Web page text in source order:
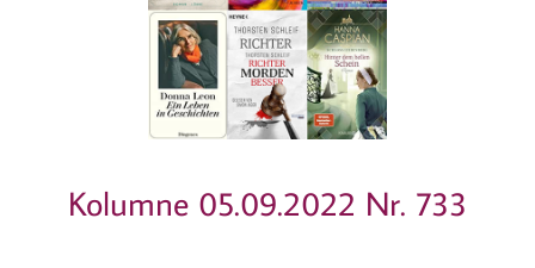
Kolumne 05.09.2022 Nr. 733